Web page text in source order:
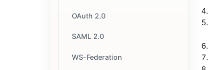
OAuth 2.0
SAML 2.0
WS-Federation